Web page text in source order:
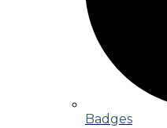
Badges